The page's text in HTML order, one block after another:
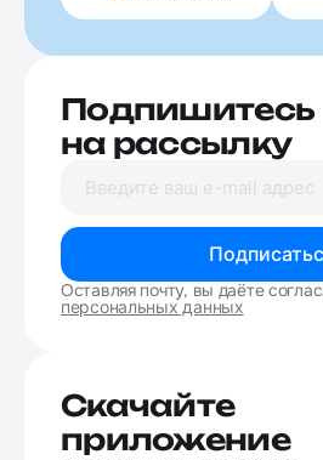
Подпишитесь
на рассылку
Оставляя почту, вы даёте
персональных данных
Скачайте
приложение